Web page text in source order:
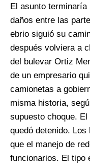
El asunto terminaría
daños entre las
ebrio siguió su
después volviera a
del bulevar Ortiz
de un empresario
camionetas a
misma historia,
supuesto choque.
quedó detenido.
que el manejo de
funcionarios. El tipo